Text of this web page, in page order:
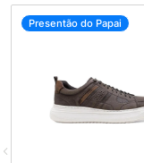
Presentão do Papai